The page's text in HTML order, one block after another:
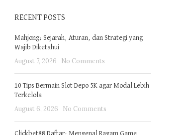
RECENT POSTS
Mahjong: Sejarah, Aturan, dan Strategi yang
Wajib Diketahui
August 7, 2026 No Comments
10 Tips Bermain Slot Depo 5K agar Modal Lebih
Terkelola
August 6, 2026 No Comments
Clickbet88 Daftar: Mengenal Ragam Game